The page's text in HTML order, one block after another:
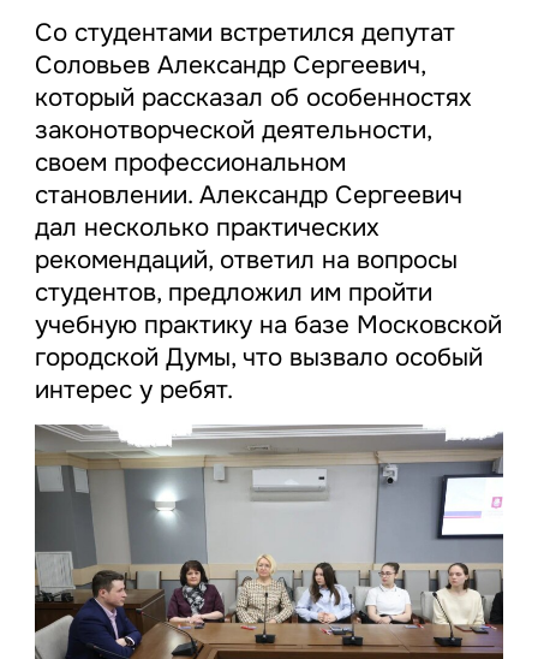
Со студентами встретился депутат
Соловьев Александр Сергеевич,
который рассказал об особенностях
законотворческой деятельности,
своем профессиональном
становлении. Александр Сергеевич
дал несколько практических
рекомендаций, ответил на вопросы
студентов, предложил им пройти
учебную практику на базе Московской
городской Думы, что вызвало особый
интерес у ребят.